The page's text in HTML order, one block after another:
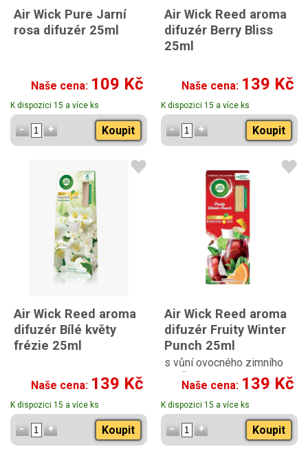
Air Wick Pure Jarní
rosa difuzér 25ml
Naše cena: 109 Kč
K dispozici 15 a více ks
Koupit
Air Wick Reed aroma
difuzér Berry Bliss
25ml
Naše cena: 139 Kč
K dispozici 15 a více ks
Koupit
Air Wick Reed aroma
difuzér Bílé květy
frézie 25ml
Naše cena: 139 Kč
K dispozici 15 a více ks
Koupit
Air Wick Reed aroma
difuzér Fruity Winter
Punch 25ml
s vůní ovocného zimního
punče
Naše cena: 139 Kč
K dispozici 15 a více ks
Koupit